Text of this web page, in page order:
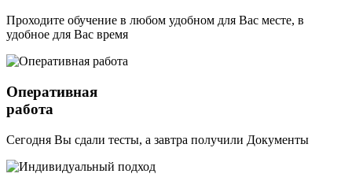
Проходите обучение в любом удобном для Вас месте, в
удобное для Вас время
Оперативная
работа
Сегодня Вы сдали тесты, а завтра получили Документы